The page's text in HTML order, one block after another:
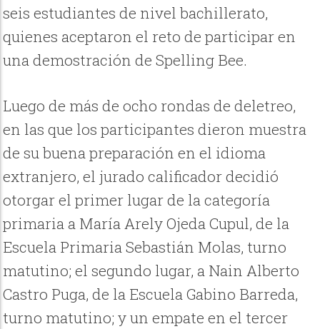
seis estudiantes de nivel bachillerato,
quienes aceptaron el reto de participar en
una demostración de Spelling Bee.
Luego de más de ocho rondas de deletreo,
en las que los participantes dieron muestra
de su buena preparación en el idioma
extranjero, el jurado calificador decidió
otorgar el primer lugar de la categoría
primaria a María Arely Ojeda Cupul, de la
Escuela Primaria Sebastián Molas, turno
matutino; el segundo lugar, a Nain Alberto
Castro Puga, de la Escuela Gabino Barreda,
turno matutino; y un empate en el tercer